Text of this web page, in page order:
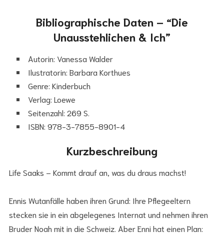
Bibliographische Daten – “Die
Unausstehlichen & Ich”
Autorin: Vanessa Walder
Ilustratorin: Barbara Korthues
Genre: Kinderbuch
Verlag: Loewe
Seitenzahl: 269 S.
ISBN: 978-3-7855-8901-4
Kurzbeschreibung
Life Saaks – Kommt drauf an, was du draus machst!
Ennis Wutanfälle haben ihren Grund: Ihre Pflegeeltern
stecken sie in ein abgelegenes Internat und nehmen ihren
Bruder Noah mit in die Schweiz. Aber Enni hat einen Plan: